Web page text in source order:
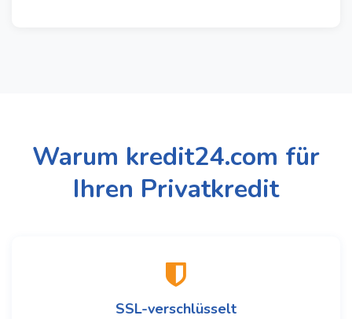
Warum kredit24.com für
Ihren Privatkredit
SSL-verschlüsselt